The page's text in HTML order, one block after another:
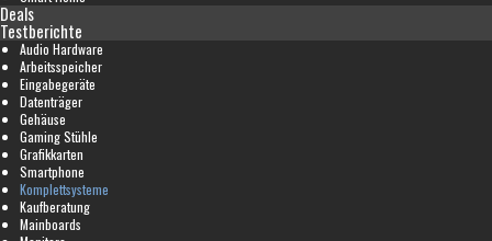
Deals
Testberichte
Audio Hardware
Arbeitsspeicher
Eingabegeräte
Datenträger
Gehäuse
Gaming Stühle
Grafikkarten
Smartphone
Komplettsysteme
Kaufberatung
Mainboards